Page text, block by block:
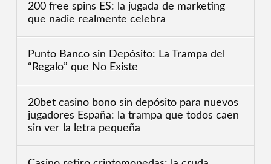
200 free spins ES: la jugada de marketing
que nadie realmente celebra
Punto Banco sin Depósito: La Trampa del
“Regalo” que No Existe
20bet casino bono sin depósito para nuevos
jugadores España: la trampa que todos caen
sin ver la letra pequeña